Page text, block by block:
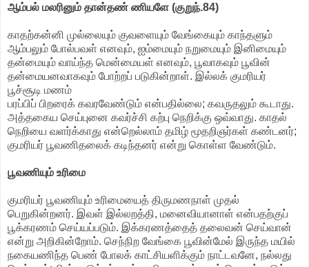
ஆம்பல் மலரினும் தான்தண் ணியளே (குறுந்.84)
காதற்கன்னி முல்லையும் குவளையும் வேங்கையும் காந்தளும்
ஆம்பலும் போல்பவள் எனவும், ஐம்மையும் நறுமையும் இனிமையும்
தன்மையும் வாய்ந்த மென்மையள் எனவும், பூவாகவும் பூவின்
தன்மையனவாகவும் போற்றப் படுகின்றாள். இல்லக் குமரியர்
பூச்சூடி மணம்
பரப்பிப் பிறரைக் கவரவேண்டும் என்பதில்லை; கவருதலும் கூடாது.
அத்தகைய செய்புனை கவர்ச்சி கற்பு நெறிக்கு ஒவ்வாது. காதல்
நெறியை வளர்க்காது என்றெல்லாம் தமிழ் மூதறிஞர்கள் கண்டனர்;
குமரியர் பூவணிதலைக் கடிந்தனர் என்று கொள்ள வேண்டும்.
பூவணியும் உரிமை
குமரியர் பூவணியும் உரிமையைத் திருமணநாள் முதல்
பெறுகின்றனர். இவள் இல்லறத்தி, மனைவியானாள் என்பதற்குப்
பூக்கரணம் செய்யப்படும். இக்கரணத்தைத் தலைவன் செய்வான்
என்று அறிகின்றோம். செந்நிற வேங்கை பூவின்மேல் இருந்த மயில்
நகையணிந்த பெண் போலக் காட்சியளிக்கும் நாட்டவனே, நல்லது